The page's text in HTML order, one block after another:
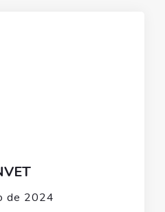
de 2024